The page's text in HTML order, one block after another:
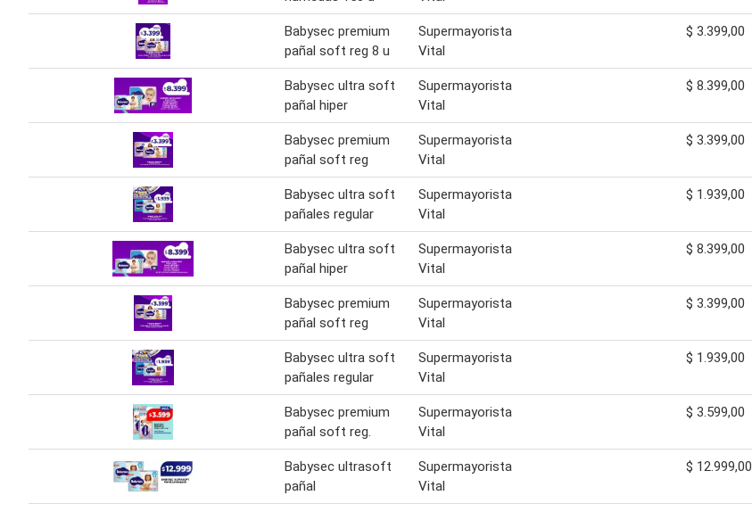
Babysec premium
pañal soft reg 8 u
Supermayorista
Vital
$ 3.399,00
Babysec ultra soft
pañal hiper
Supermayorista
Vital
$ 8.399,00
Babysec premium
pañal soft reg
Supermayorista
Vital
$ 3.399,00
Babysec ultra soft
pañales regular
Supermayorista
Vital
$ 1.939,00
Babysec ultra soft
pañal hiper
Supermayorista
Vital
$ 8.399,00
Babysec premium
pañal soft reg
Supermayorista
Vital
$ 3.399,00
Babysec ultra soft
pañales regular
Supermayorista
Vital
$ 1.939,00
Babysec premium
pañal soft reg.
Supermayorista
Vital
$ 3.599,00
Babysec ultrasoft
pañal
Supermayorista
Vital
$ 12.999,00